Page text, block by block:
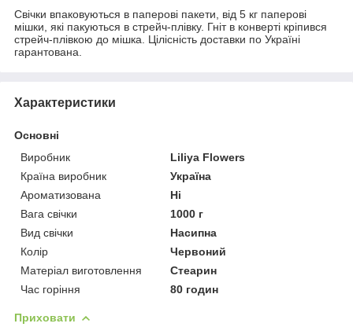
Свічки впаковуються в паперові пакети, від 5 кг паперові
мішки, які пакуються в стрейч-плівку. Гніт в конверті кріпився
стрейч-плівкою до мішка. Цілісність доставки по Україні
гарантована.
Характеристики
Основні
Виробник
Liliya Flowers
Країна виробник
Україна
Ароматизована
Ні
Вага свічки
1000 г
Вид свічки
Насипна
Колір
Червоний
Матеріал виготовлення
Стеарин
Час горіння
80 годин
Приховати